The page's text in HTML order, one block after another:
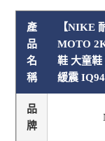
產
品
名
稱
【NIKE
MOTO
鞋 大童鞋
緩震
品
牌